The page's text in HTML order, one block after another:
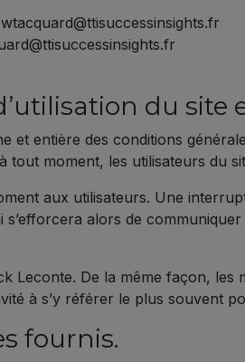
du site
et entière des conditions
tout moment, les utilisateurs du
aux utilisateurs. Une
alors de
Leconte. De la même façon,
à s’y référer le plus souvent
fournis.